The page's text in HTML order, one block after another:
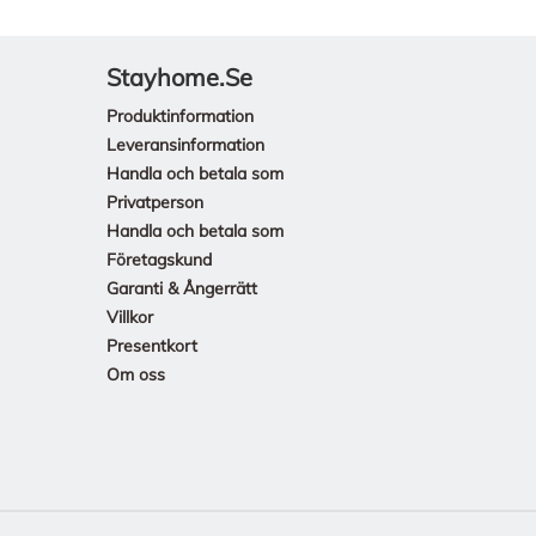
Stayhome.se
Produktinformation
Leveransinformation
Handla och betala som
Privatperson
Handla och betala som
Företagskund
Garanti & Ångerrätt
Villkor
Presentkort
Om oss